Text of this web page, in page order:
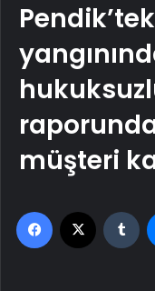
müşteri
Facebook